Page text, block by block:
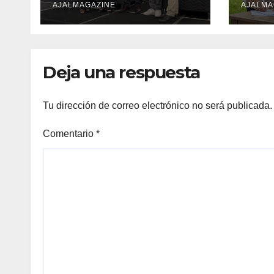
Muna Care de
Comfort Life:
AJALMAGAZINE
Deja una respuesta
Tu dirección de correo electrónico no será publicada.
Comentario *